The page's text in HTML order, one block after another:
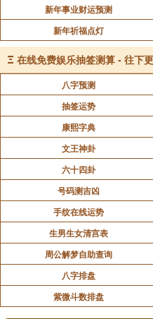
谢土：建筑物完工后
修坟：修理坟墓
装修：(修造)仅指阳宅
移柩：行葬仪时，将棺
新年事业财运预测
新年祈福点灯
Ξ 在线免费娱乐抽签测算 - 往下
八字预测
抽签运势
康熙字典
文王神卦
六十四卦
号码测吉凶
手纹在线运势
生男生女清宫表
周公解梦自助查询
八字排盘
紫微斗数排盘